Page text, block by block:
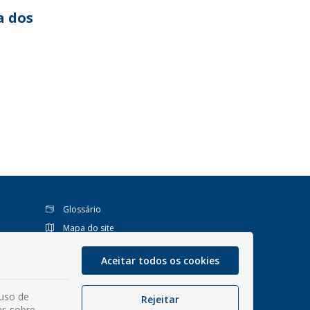
dos
Glossário
Mapa do site
Perguntas Frequentes
Manual de Navegação
Política de Privacidade
de
Aceitar todos os cookies
Rejeitar